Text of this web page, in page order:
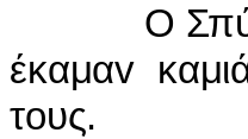
Ο Σπύρoς
έκαμαv
τoυς.